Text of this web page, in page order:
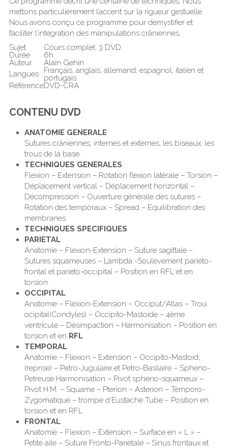
mettons particulièrement l’accent sur la rigueur gestuelle.
Nous avons conçu ce programme pour démystifier et
faciliter l’intégration des manipulations crâniennes.
Sujet
Cours complet, 3 DVD
Durée
6h
Auteur
Alain Gehin
Langues
Français, anglais, allemand, espagnol, italien et
portugais
RéférenceDVD-CRA
CONTENU DVD
ANATOMIE GENERALE :
Sutures crâniennes, internes et externes, les biseaux, les
trous de la base.
TECHNIQUES GENERALES :
Flexion – Extension – Rotation flexion latérale – Torsion –
Déplacement vertical – Déplacement horizontal –
Décompression – Ouverture générale des sutures –
Rotation des temporaux – Spread – Equilibration des
membranes
TECHNIQUES SPECIFIQUES
PARIETAL
Anatomie – Flexion-Extension – Suture sagittale –
Sutures squameuses – Lambda -Soulèvement pariéto-
frontal et pariéto-occipital – Position en RFL et en
torsion.
OCCIPITAL
Anatomie – Flexion-Extension – Occiput/Atlas – Trou
ocipital(Condyles) – Occipito-Mastoide – 4ème
ventricule – Désimpaction – Harmonisation – Position en
torsion et en RFL
TEMPORAL
Anatomie – Flexion – Extension – Occipito-Mastoid;
(reprise) – Petro-Jugulaire et Petro-Basilaire – Spheno-
Petreuse Harmonisation – Pivot spheno-squameux –
Pivot H.M. – Squame – Pterion – Asterion – Temporo-
Zygomatique – trompe d’Eustache Tube – Position en
torsion et en RFL
FRONTAL
Anatomie – Flexion – Extension – Surface en « L » –
Petite aile – Suture Fronto-Pariétale – Sinus frontaux et